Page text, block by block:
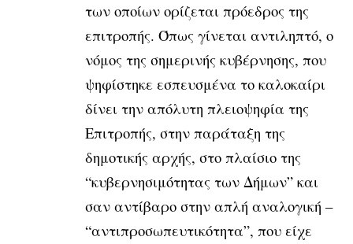
των οποίων ορίζεται πρόεδρος της
επιτροπής. Όπως γίνεται αντιληπτό, ο
νόμος της σημερινής κυβέρνησης, που
ψηφίστηκε εσπευσμένα το καλοκαίρι
δίνει την απόλυτη πλειοψηφία της
Επιτροπής, στην παράταξη της
δημοτικής αρχής, στο πλαίσιο της
“κυβερνησιμότητας των Δήμων” και
σαν αντίβαρο στην απλή αναλογική –
“αντιπροσωπευτικότητα”, που είχε